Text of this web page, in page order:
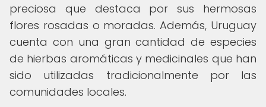
preciosa que destaca por sus hermosas
flores rosadas o moradas. Además, Uruguay
cuenta con una gran cantidad de especies
de hierbas aromáticas y medicinales que han
sido utilizadas tradicionalmente por las
comunidades locales.